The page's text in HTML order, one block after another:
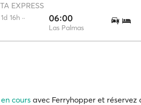
EXPRESS
1d 16h ·· 06:00
Las Palmas
coursavec Ferryhopper et réservez